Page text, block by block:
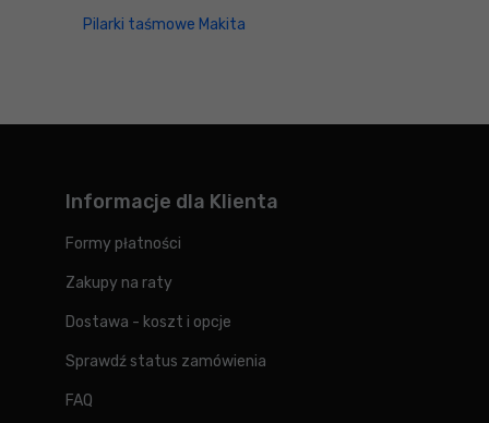
Pilarki taśmowe Makita
Informacje dla Klienta
Formy płatności
Zakupy na raty
Dostawa - koszt i opcje
Sprawdź status zamówienia
FAQ